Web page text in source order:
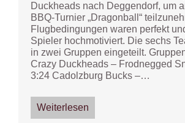
Duckheads nach Deggendorf, um
BBQ-Turnier „Dragonball“
Flugbedingungen waren perfekt
Spieler hochmotiviert. Die sechs
in zwei Gruppen eingeteilt.
Crazy Duckheads – Frodnegged
3:24 Cadolzburg Bucks –…
Weiterlesen